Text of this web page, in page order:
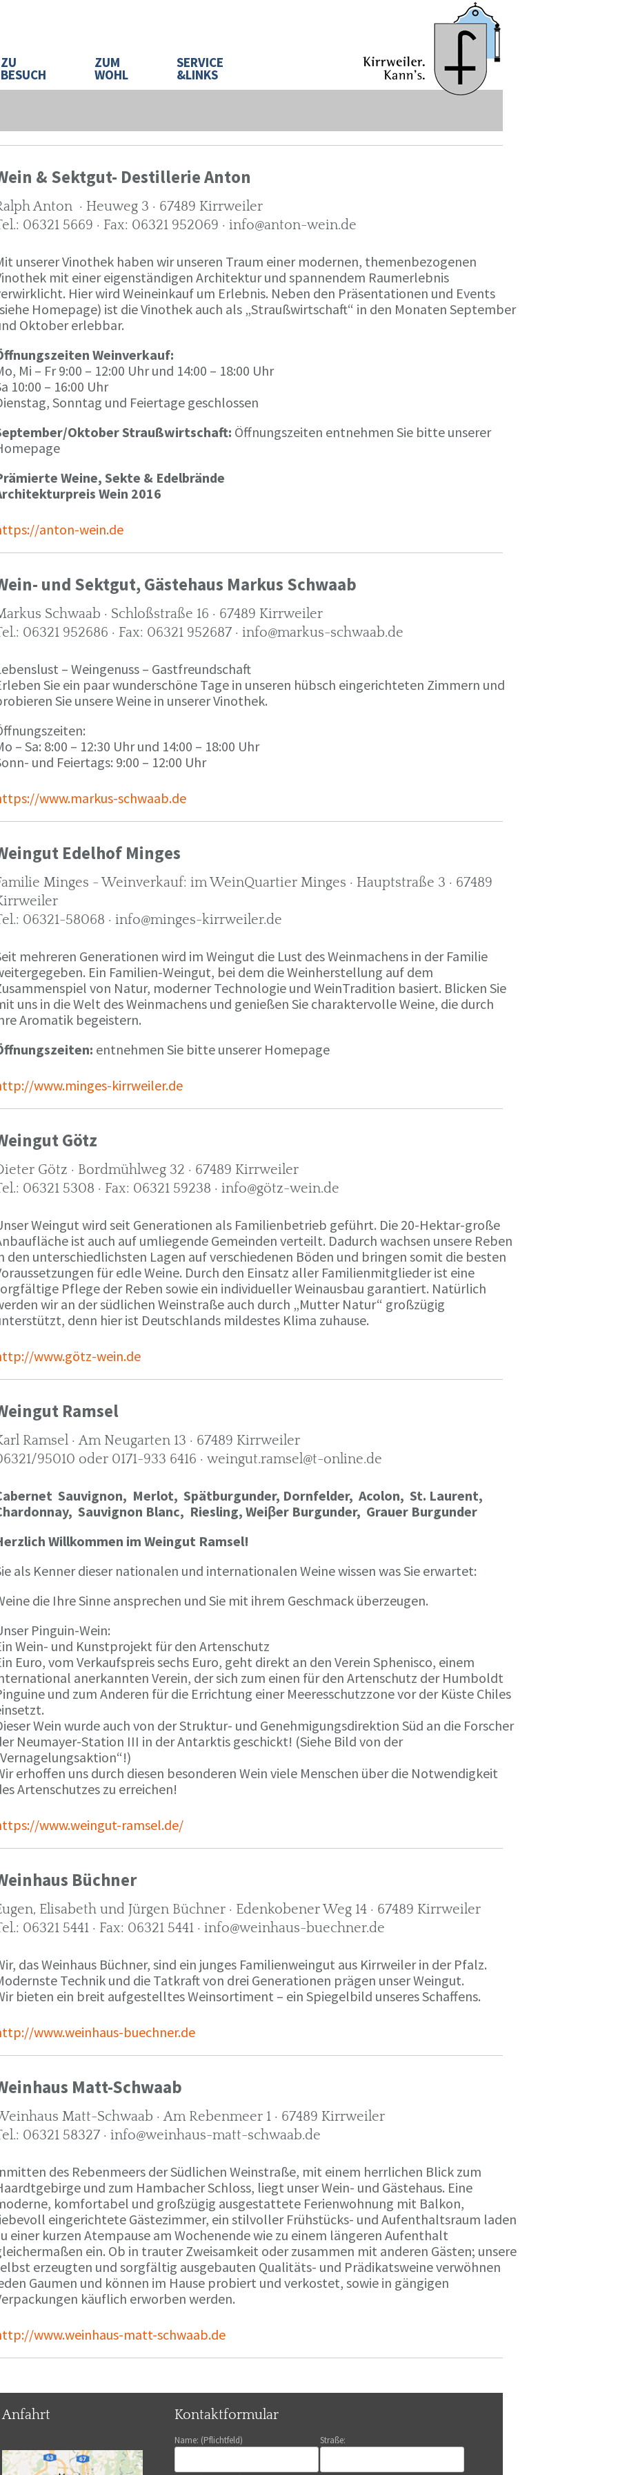
ZU
BESUCH
ZUM
WOHL
SERVICE
&LINKS
& Sektgut- Destillerie Anton
Anton · Heuweg 3 · 67489 Kirrweiler
06321 5669 · Fax: 06321 952069 · info@anton-wein.de
unserer Vinothek haben wir unseren Traum einer modernen, themenbezogenen
mit einer eigenständigen Architektur und spannendem Raumerlebnis
Hier wird Weineinkauf um Erlebnis. Neben den Präsentationen und Events
Homepage) ist die Vinothek auch als „Straußwirtschaft“ in den Monaten September
Oktober erlebbar.
Weinverkauf:
Mi – Fr 9:00 – 12:00 Uhr und 14:00 – 18:00 Uhr
10:00 – 16:00 Uhr
Sonntag und Feiertage geschlossen
Oktober Straußwirtschaft: Öffnungszeiten entnehmen Sie bitte unserer
Weine, Sekte & Edelbrände
Wein 2016
anton-wein.de
und Sektgut, Gästehaus Markus Schwaab
Schwaab · Schloßstraße 16 · 67489 Kirrweiler
06321 952686 · Fax: 06321 952687 · info@markus-schwaab.de
– Weingenuss – Gastfreundschaft
Sie ein paar wunderschöne Tage in unseren hübsch eingerichteten Zimmern und
Sie unsere Weine in unserer Vinothek.
– Sa: 8:00 – 12:30 Uhr und 14:00 – 18:00 Uhr
und Feiertags: 9:00 – 12:00 Uhr
www.markus-schwaab.de
Edelhof Minges
Minges - Weinverkauf: im WeinQuartier Minges · Hauptstraße 3 · 67489
06321-58068 · info@minges-kirrweiler.de
mehreren Generationen wird im Weingut die Lust des Weinmachens in der Familie
Ein Familien-Weingut, bei dem die Weinherstellung auf dem
von Natur, moderner Technologie und WeinTradition basiert. Blicken Sie
uns in die Welt des Weinmachens und genießen Sie charaktervolle Weine, die durch
Aromatik begeistern.
entnehmen Sie bitte unserer Homepage
www.minges-kirrweiler.de
Götz
Götz · Bordmühlweg 32 · 67489 Kirrweiler
06321 5308 · Fax: 06321 59238 · info@götz-wein.de
Weingut wird seit Generationen als Familienbetrieb geführt. Die 20-Hektar-große
ist auch auf umliegende Gemeinden verteilt. Dadurch wachsen unsere Reben
den unterschiedlichsten Lagen auf verschiedenen Böden und bringen somit die besten
für edle Weine. Durch den Einsatz aller Familienmitglieder ist eine
Pflege der Reben sowie ein individueller Weinausbau garantiert. Natürlich
wir an der südlichen Weinstraße auch durch „Mutter Natur“ großzügig
denn hier ist Deutschlands mildestes Klima zuhause.
www.götz-wein.de
Ramsel
Ramsel · Am Neugarten 13 · 67489 Kirrweiler
95010 oder 0171-933 6416 · weingut.ramsel@t-online.de
Sauvignon, Merlot, Spätburgunder, Dornfelder, Acolon, St. Laurent,
Sauvignon Blanc, Riesling, Weiβer Burgunder, Grauer Burgunder
Willkommen im Weingut Ramsel!
als Kenner dieser nationalen und internationalen Weine wissen was Sie erwartet:
die Ihre Sinne ansprechen und Sie mit ihrem Geschmack überzeugen.
Pinguin-Wein:
Wein- und Kunstprojekt für den Artenschutz
Euro, vom Verkaufspreis sechs Euro, geht direkt an den Verein Sphenisco, einem
anerkannten Verein, der sich zum einen für den Artenschutz der Humboldt
und zum Anderen für die Errichtung einer Meeresschutzzone vor der Küste Chiles
Wein wurde auch von der Struktur- und Genehmigungsdirektion Süd an die Forscher
Neumayer-Station III in der Antarktis geschickt! (Siehe Bild von der
erhoffen uns durch diesen besonderen Wein viele Menschen über die Notwendigkeit
Artenschutzes zu erreichen!
www.weingut-ramsel.de/
Büchner
Elisabeth und Jürgen Büchner · Edenkobener Weg 14 · 67489 Kirrweiler
06321 5441 · Fax: 06321 5441 · info@weinhaus-buechner.de
das Weinhaus Büchner, sind ein junges Familienweingut aus Kirrweiler in der Pfalz.
Technik und die Tatkraft von drei Generationen prägen unser Weingut.
bieten ein breit aufgestelltes Weinsortiment – ein Spiegelbild unseres Schaffens.
www.weinhaus-buechner.de
Matt-Schwaab
Matt-Schwaab · Am Rebenmeer 1 · 67489 Kirrweiler
06321 58327 · info@weinhaus-matt-schwaab.de
des Rebenmeers der Südlichen Weinstraße, mit einem herrlichen Blick zum
und zum Hambacher Schloss, liegt unser Wein- und Gästehaus. Eine
komfortabel und großzügig ausgestattete Ferienwohnung mit Balkon,
eingerichtete Gästezimmer, ein stilvoller Frühstücks- und Aufenthaltsraum laden
einer kurzen Atempause am Wochenende wie zu einem längeren Aufenthalt
ein. Ob in trauter Zweisamkeit oder zusammen mit anderen Gästen; unsere
erzeugten und sorgfältig ausgebauten Qualitäts- und Prädikatsweine verwöhnen
Gaumen und können im Hause probiert und verkostet, sowie in gängigen
käuflich erworben werden.
www.weinhaus-matt-schwaab.de
Anfahrt Kontaktformular
Name: (Pflichtfeld) Straße: